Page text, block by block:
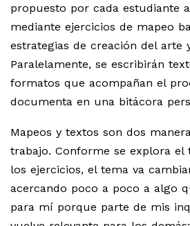
propuesto por cada estudiante
mediante ejercicios de mapeo
estrategias de creación del arte
Paralelamente, se escribirán
formatos que acompañan el
documenta en una bitácora
Mapeos y textos son dos
trabajo. Conforme se explora el
los ejercicios, el tema va
acercando poco a poco a algo
para mí porque parte de mis